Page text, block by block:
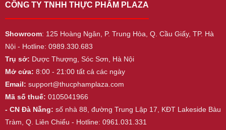
CÔNG TY TNHH THỰC PHẨM PLAZA
Showroom: 125 Hoàng Ngân, P. Trung Hòa, Q. Cầu Giấy, TP. Hà
Nội - Hotline: 0989.330.683
Trụ sở: Dược Thượng, Sóc Sơn, Hà Nội
Mở cửa: 8:00 - 21:00 tất cả các ngày
Email: support@thucphamplaza.com
Mã số thuế: 0105041966
- CN Đà Nẵng: số nhà 88, đường Trung Lập 17, KĐT Lakeside Bàu
Tràm, Q. Liên Chiểu - Hotline: 0961.031.331